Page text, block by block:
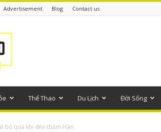
Advertisement Blog Contact us
Thể Thao Du Lịch Đời Sống
bỏ qua khi đến thăm Hàn